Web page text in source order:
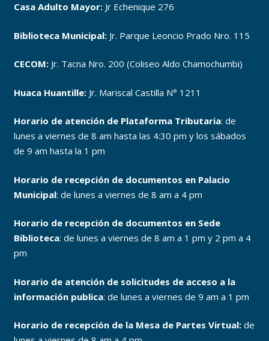
Casa Adulto Mayor:Jr Echenique 276
Biblioteca Municipal:Jr. Parque Leoncio Prado Nro. 115
CECOM:Jr. Tacna Nro. 200 (Coliseo Aldo Chamochumbi)
Huaca Huantille: Jr. Mariscal Castilla N° 1211
Horario de atención de Plataforma Tributaria: de
lunes a viernes de 8 am hasta las 4:30 pm y los sábados
de 9 am hasta la 1 pm
Horario de recepción de documentos en Palacio
Municipal: de lunes a viernes de 8 am a 4 pm
Horario de recepción de documentos en Sede
Biblioteca: de lunes a viernes de 8 am a 1 pm y 2 pm a 4
pm
Horario de atención de solicitudes de acceso a la
información publica: de lunes a viernes de 9 am a 1 pm
Horario de recepción de la Mesa de Partes Virtual:de